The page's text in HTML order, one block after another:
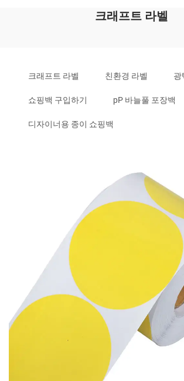
크래프트 라벨
크래프트 라벨 친환경 라벨 광
쇼핑백 구입하기 pP 바늘풀 포장백
디자이너용 종이 쇼핑백